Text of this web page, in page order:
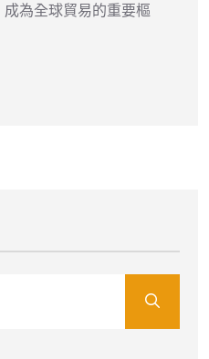
為全球貿易的重要樞